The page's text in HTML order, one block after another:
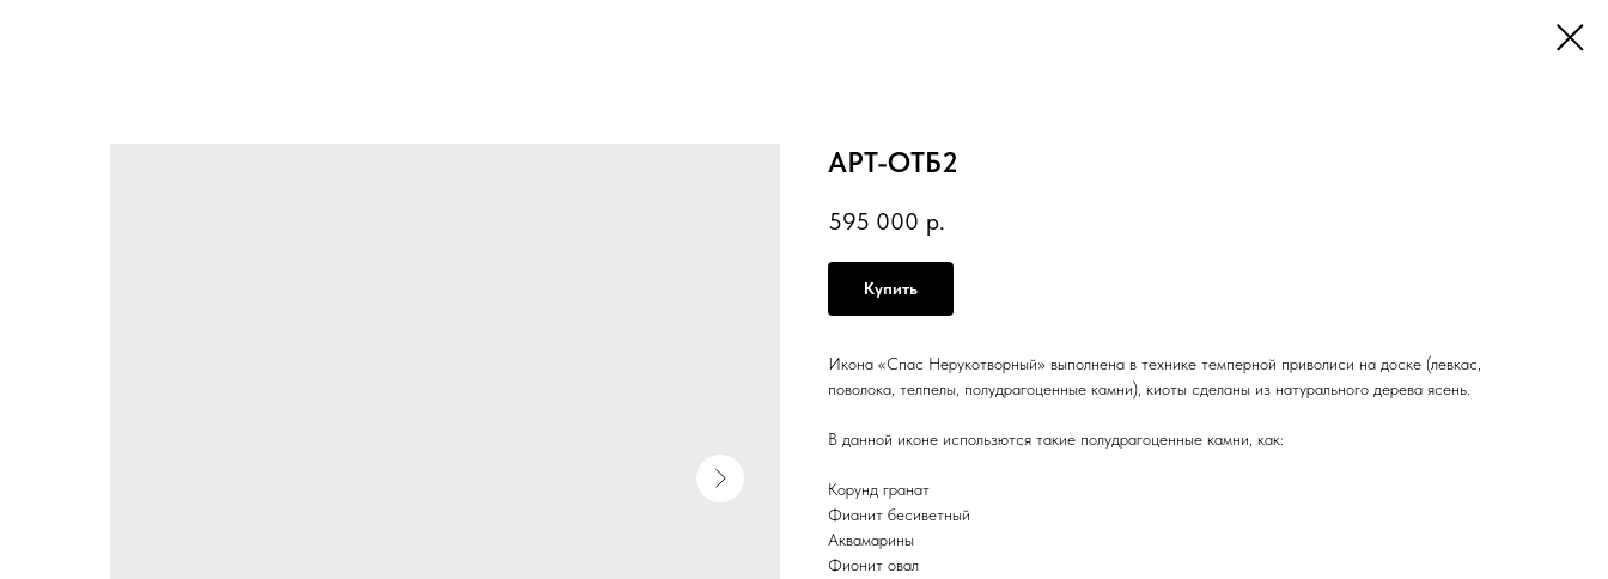
АРТ-ОТБ2
595 000 р.
Купить
Икона «Спас Нерукотворный» выполнена в технике темперной приволиси на доске (левкас,
поволока, телпелы, полудрагоценные камни), киоты сделаны из натурального дерева ясень.
В данной иконе использются такие полудрагоценные камни, как:
Корунд гранат
Фианит бесиветный
Аквамарины
Фионит овал